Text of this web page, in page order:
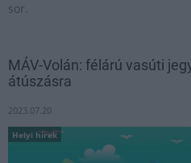
sor.
MÁV-Volán: félárú vasúti
átúszásra
2023.07.20
Helyi hírek